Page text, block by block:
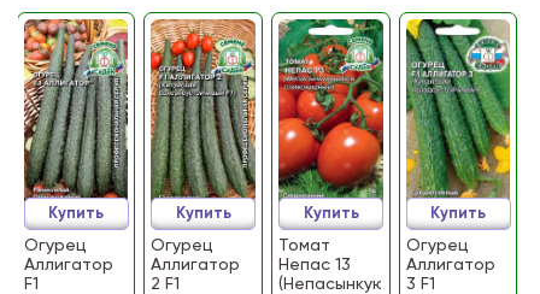
Огурец
Аллигатор
F1
Купить
Огурец
Аллигатор
2 F1
Купить
Томат
Непас 13
(Непасынкующийся
Купить
Огурец
Аллигатор
3 F1
Купить